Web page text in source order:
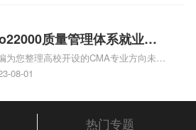
是什么相关iso体系认证知识，详情可
下方正文！
质量管理体系就业方
质量管理与认证就业方向
为您整理高校开设的CMA专业方向未来
前景及就业方向如何、cma就业方向有
未来就业方向、大学生考完cma，就
些就业方向相关iso体系认证知识，详情
08-01
热门专题